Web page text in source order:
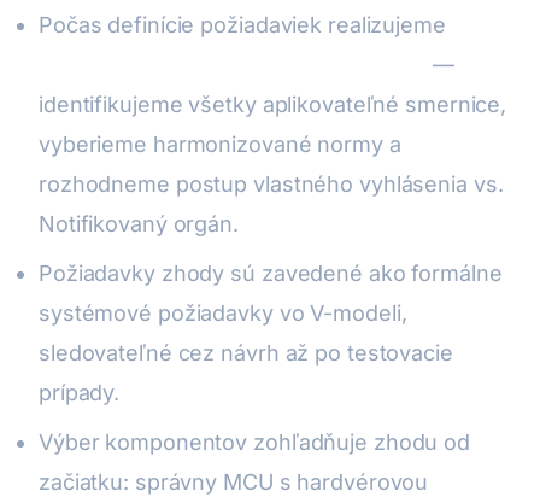
Počas definície požiadaviek realizujeme
—
identifikujeme všetky aplikovateľné smernice,
vyberieme harmonizované normy a
rozhodneme postup vlastného vyhlásenia vs.
Notifikovaný orgán.
Požiadavky zhody sú zavedené ako formálne
systémové požiadavky vo V-modeli,
sledovateľné cez návrh až po testovacie
prípady.
Výber komponentov zohľadňuje zhodu od
začiatku: správny MCU s hardvérovou